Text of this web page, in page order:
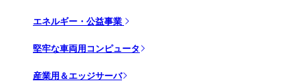
エネルギー・公益事業
堅牢な車両用コンピュータ
産業用＆エッジサーバ